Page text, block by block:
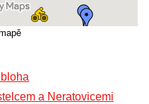
a Neratovicemi